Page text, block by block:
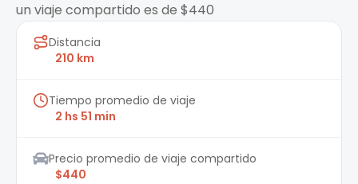
un viaje compartido es de $440
Distancia
210 km
Tiempo promedio de viaje
2 hs 51 min
Precio promedio de viaje compartido
$440